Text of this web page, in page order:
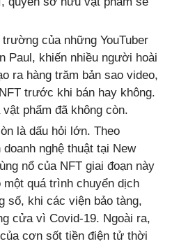
của những YouTuber
Paul, khiến nhiều người hoài
ra hàng trăm bản sao video,
trước khi bán hay không.
phẩm đã không còn.
là dấu hỏi lớn. Theo
nghệ thuật tại New
nổ của NFT giai đoạn này
quá trình chuyển dịch
số, khi các viện bảo tàng,
cửa vì Covid-19. Ngoài ra,
cơn sốt tiền điện tử thời